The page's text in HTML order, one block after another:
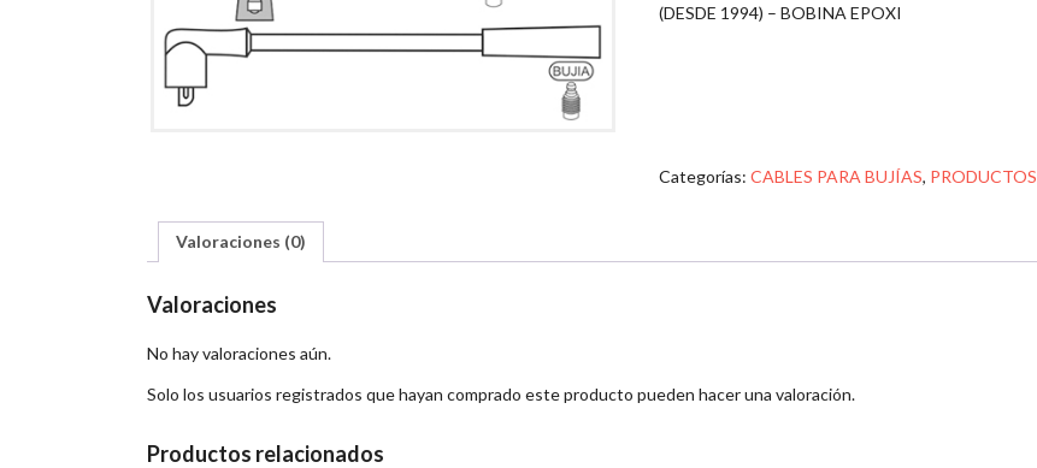
(DESDE 1994) – BOBINA EPOXI
Categorías:CABLES PARA BUJÍAS, PRODUCTOS
Valoraciones (0)
Valoraciones
No hay valoraciones aún.
Solo los usuarios registrados que hayan comprado este producto pueden hacer una valoración.
Productos relacionados